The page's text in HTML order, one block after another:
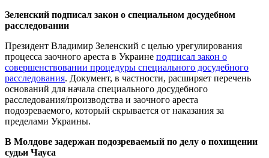
Зеленский подписал закон о специальном досудебном
расследовании
Президент Владимир Зеленский с целью урегулирования
процесса заочного ареста в Украине подписал закон о
совершенствовании процедуры специального досудебного
расследования. Документ, в частности, расширяет перечень
оснований для начала специального досудебного
расследования/производства и заочного ареста
подозреваемого, который скрывается от наказания за
пределами Украины.
В Молдове задержан подозреваемый по делу о похищении
судьи Чауса